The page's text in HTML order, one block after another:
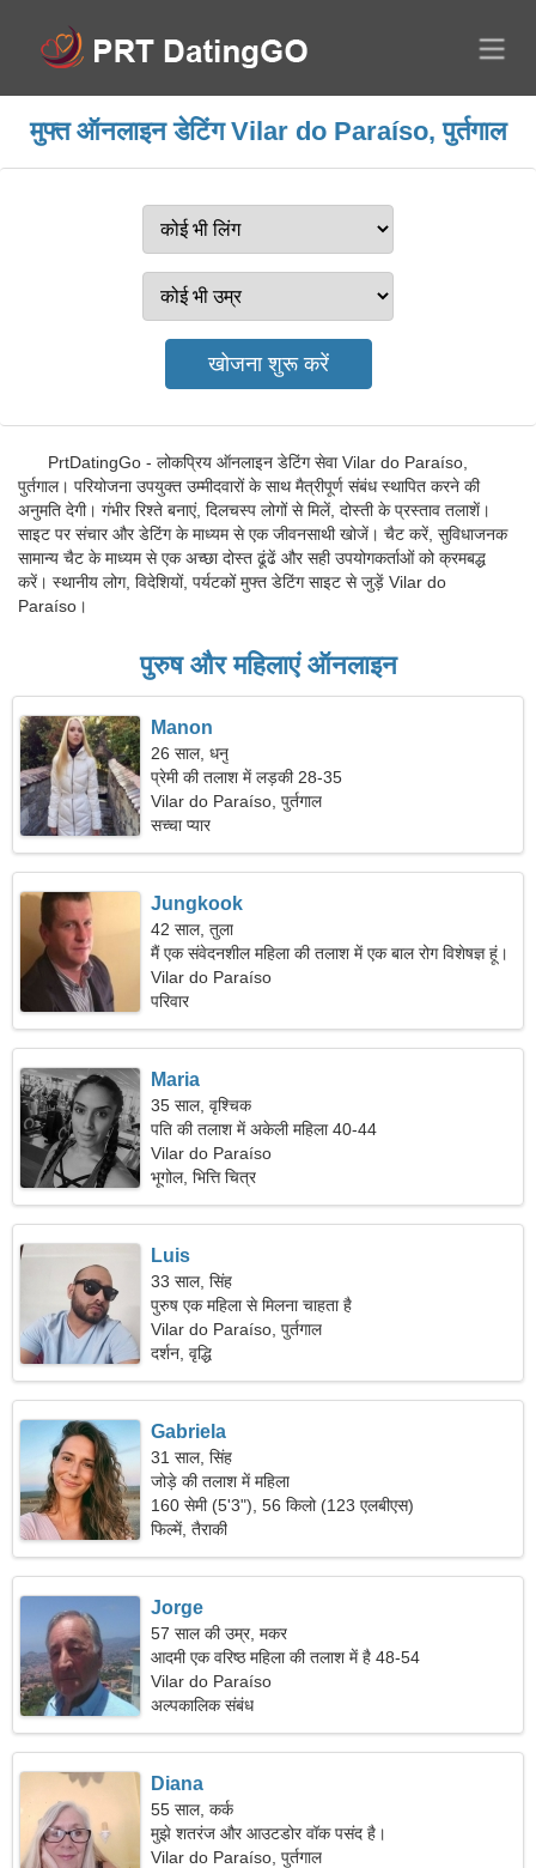
मुफ्त ऑनलाइन डेटिंग Vilar do Paraíso, पुर्तगाल
PrtDatingGo - लोकप्रिय ऑनलाइन डेटिंग सेवा Vilar do Paraíso,
पुर्तगाल। परियोजना उपयुक्त उम्मीदवारों के साथ मैत्रीपूर्ण संबंध स्थापित करने की
अनुमति देगी। गंभीर रिश्ते बनाएं, दिलचस्प लोगों से मिलें, दोस्ती के प्रस्ताव तलाशें।
साइट पर संचार और डेटिंग के माध्यम से एक जीवनसाथी खोजें। चैट करें, सुविधाजनक
सामान्य चैट के माध्यम से एक अच्छा दोस्त ढूंढें और सही उपयोगकर्ताओं को क्रमबद्ध
करें। स्थानीय लोग, विदेशियों, पर्यटकों मुफ्त डेटिंग साइट से जुड़ें Vilar do
Paraíso।
पुरुष और महिलाएं ऑनलाइन
Manon
26 साल, धनु
प्रेमी की तलाश में लड़की 28-35
Vilar do Paraíso, पुर्तगाल
सच्चा प्यार
Jungkook
42 साल, तुला
मैं एक संवेदनशील महिला की तलाश में एक बाल रोग विशेषज्ञ हूं।
Vilar do Paraíso
परिवार
Maria
35 साल, वृश्चिक
पति की तलाश में अकेली महिला 40-44
Vilar do Paraíso
भूगोल, भित्ति चित्र
Luis
33 साल, सिंह
पुरुष एक महिला से मिलना चाहता है
Vilar do Paraíso, पुर्तगाल
दर्शन, वृद्धि
Gabriela
31 साल, सिंह
जोड़े की तलाश में महिला
160 सेमी (5'3"), 56 किलो (123 एलबीएस)
फिल्में, तैराकी
Jorge
57 साल की उम्र, मकर
आदमी एक वरिष्ठ महिला की तलाश में है 48-54
Vilar do Paraíso
अल्पकालिक संबंध
Diana
55 साल, कर्क
मुझे शतरंज और आउटडोर वॉक पसंद है।
Vilar do Paraíso, पुर्तगाल